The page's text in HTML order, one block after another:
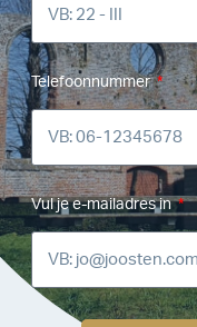
Telefoonnummer
Vul je e-mailadres in